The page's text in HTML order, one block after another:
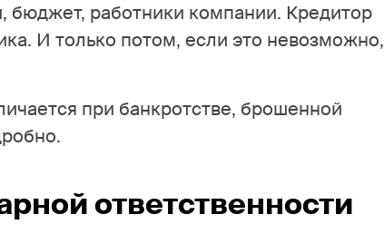
бюджет, работники компании. Кредитор
И только потом, если это невозможно,
при банкротстве, брошенной
ответственности